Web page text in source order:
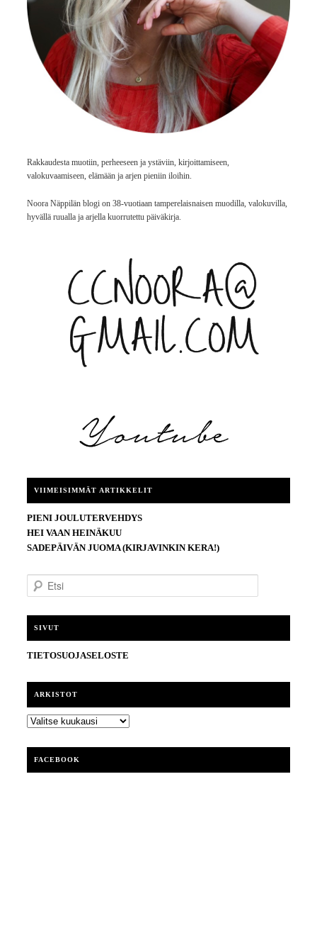
Rakkaudesta muotiin, perheeseen ja ystäviin, kirjoittamiseen,
valokuvaamiseen, elämään ja arjen pieniin iloihin.
Noora Näppilän blogi on 38-vuotiaan tamperelaisnaisen muodilla, valokuvilla,
hyvällä ruualla ja arjella kuorrutettu päiväkirja.
VIIMEISIMMÄT ARTIKKELIT
PIENI JOULUTERVEHDYS
HEI VAAN HEINÄKUU
SADEPÄIVÄN JUOMA (KIRJAVINKIN KERA!)
t
SIVUT
TIETOSUOJASELOSTE
ARKISTOT
ARKISTOT
FACEBOOK